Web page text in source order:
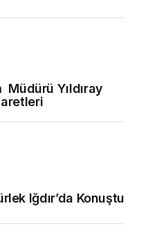
Müdürü Yıldıray
Iğdır’da Konuştu